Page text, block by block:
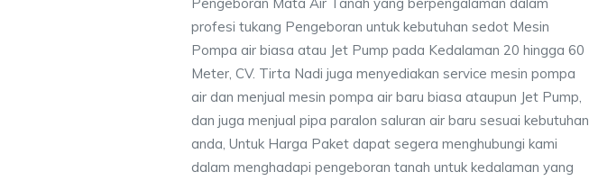
profesi tukang Pengeboran untuk kebutuhan sedot Mesin
Pompa air biasa atau Jet Pump pada Kedalaman 20 hingga 60
Meter, CV. Tirta Nadi juga menyediakan service mesin pompa
air dan menjual mesin pompa air baru biasa ataupun Jet Pump,
dan juga menjual pipa paralon saluran air baru sesuai kebutuhan
anda, Untuk Harga Paket dapat segera menghubungi kami
dalam menghadapi pengeboran tanah untuk kedalaman yang